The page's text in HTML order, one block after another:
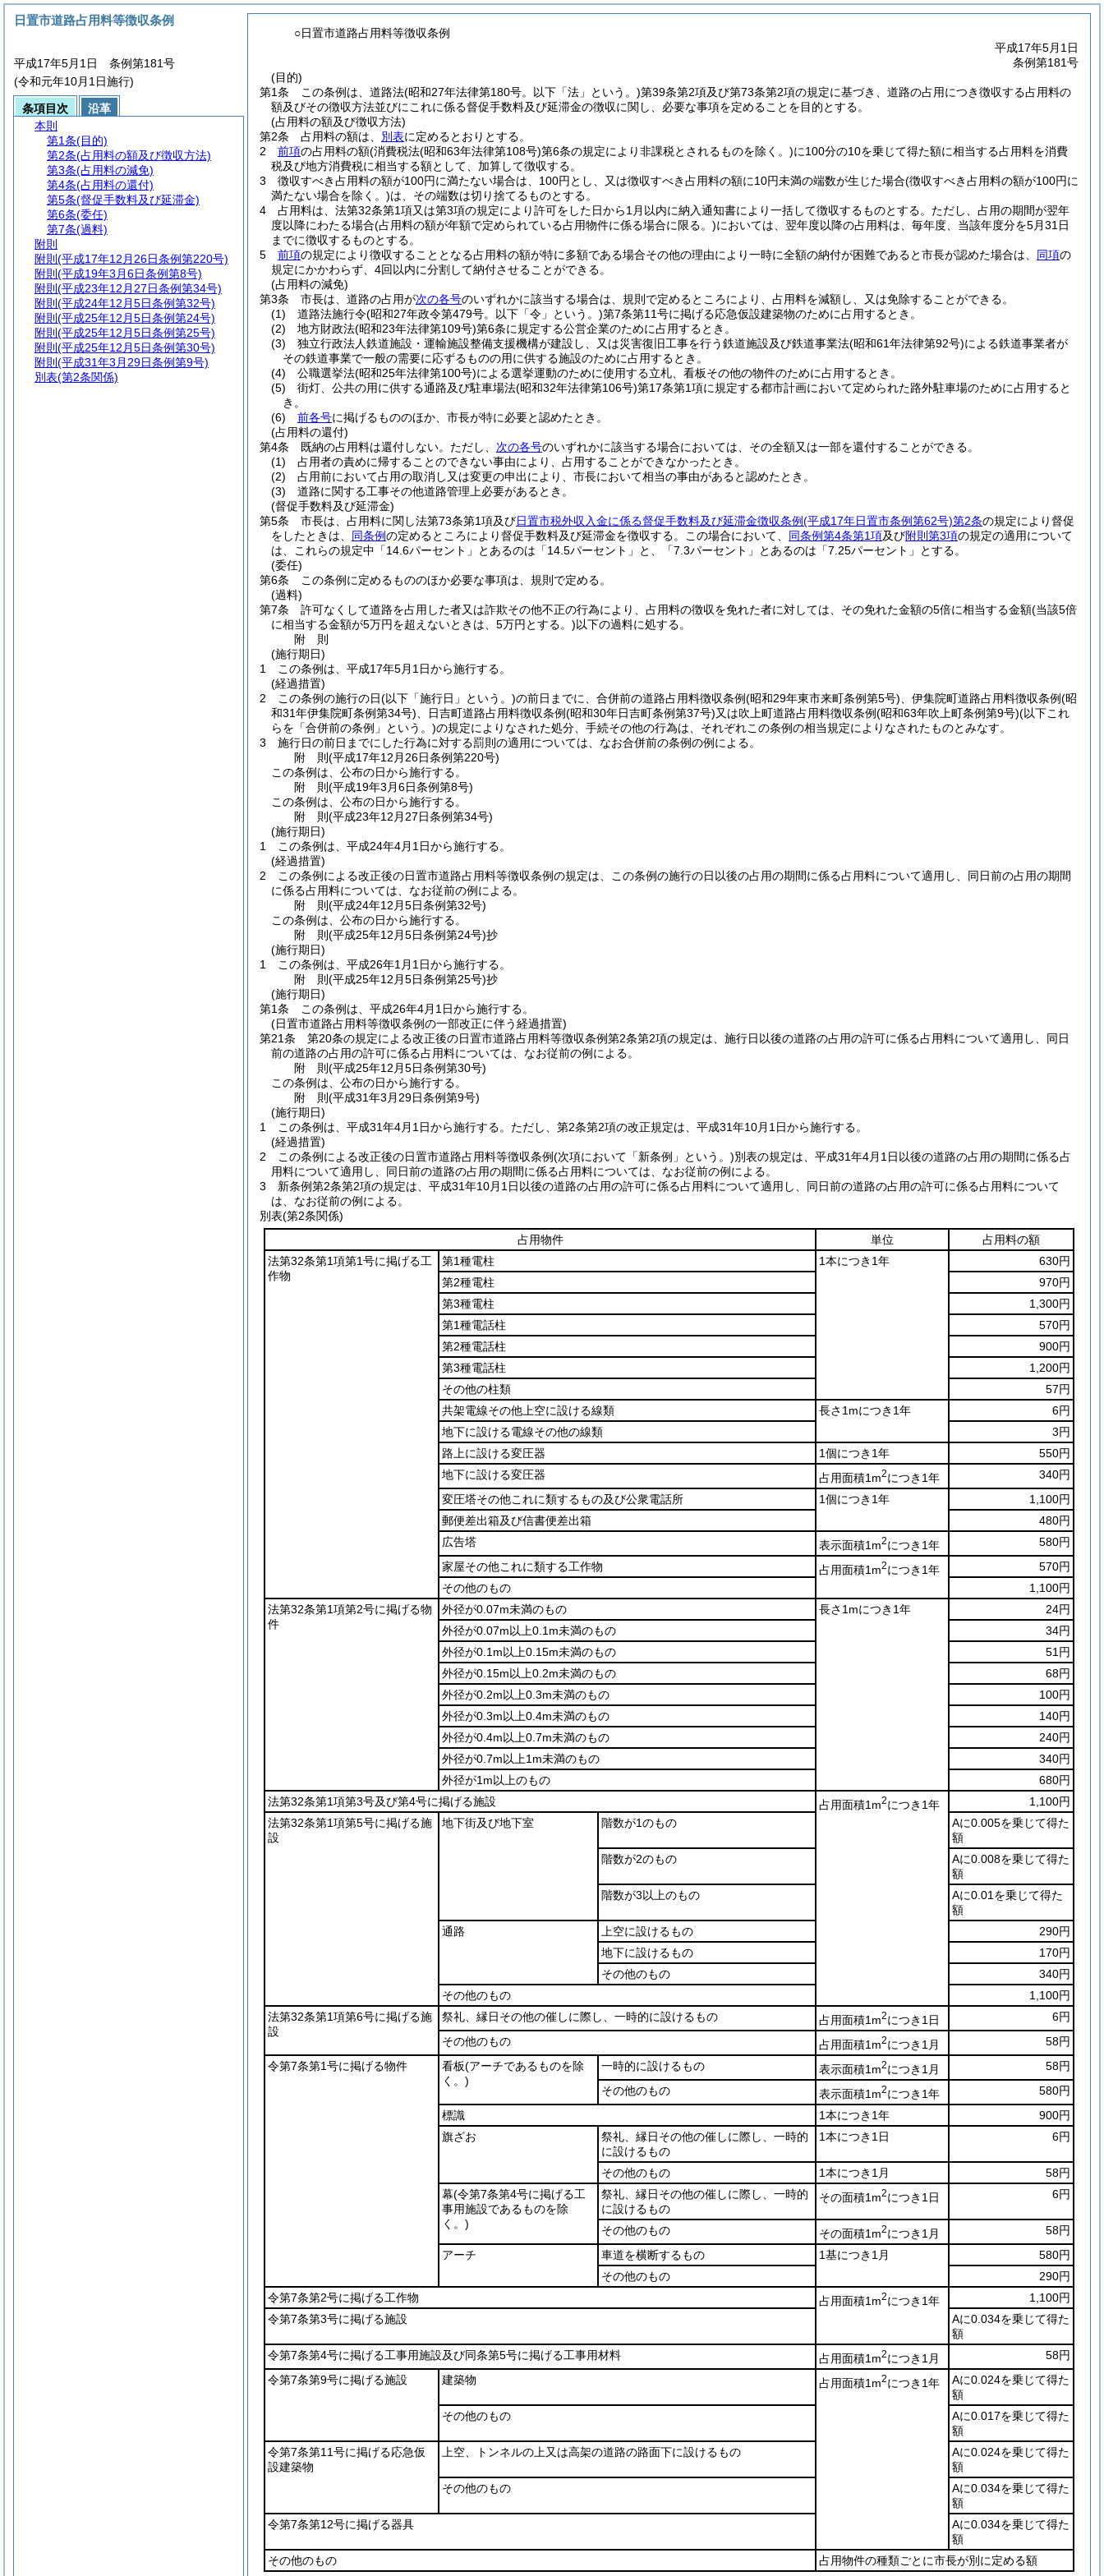
○日置市道路占用料等徴収条例
平成17年5月1日
条例第181号
(目的)
第1条
この条例は、道路法(昭和27年法律第180号。以下「法」という。)第39条第2項及び第73条第2項の規定に基づき、道路の占用につき徴収する占用料の
額及びその徴収方法並びにこれに係る督促手数料及び延滞金の徴収に関し、必要な事項を定めることを目的とする。
(占用料の額及び徴収方法)
第2条
占用料の額は、 別表に定めるとおりとする。
2
前項の占用料の額(消費税法(昭和63年法律第108号)第6条の規定により非課税とされるものを除く。)に100分の10を乗じて得た額に相当する占用料を消費
税及び地方消費税に相当する額として、加算して徴収する。
3
徴収すべき占用料の額が100円に満たない場合は、100円とし、又は徴収すべき占用料の額に10円未満の端数が生じた場合(徴収すべき占用料の額が100円に
満たない場合を除く。)は、その端数は切り捨てるものとする。
4
占用料は、法第32条第1項又は第3項の規定により許可をした日から1月以内に納入通知書により一括して徴収するものとする。 ただし、占用の期間が翌年
度以降にわたる場合(占用料の額が年額で定められている占用物件に係る場合に限る。)においては、翌年度以降の占用料は、毎年度、当該年度分を5月31日
までに徴収するものとする。
5
前項の規定により徴収することとなる占用料の額が特に多額である場合その他の理由により一時に全額の納付が困難であると市長が認めた場合は、 同項の
規定にかかわらず、4回以内に分割して納付させることができる。
(占用料の減免)
第3条
市長は、道路の占用が次の各号のいずれかに該当する場合は、規則で定めるところにより、占用料を減額し、又は免除することができる。
(1)
道路法施行令(昭和27年政令第479号。以下「令」という。)第7条第11号に掲げる応急仮設建築物のために占用するとき。
(2)
地方財政法(昭和23年法律第109号)第6条に規定する公営企業のために占用するとき。
(3)
独立行政法人鉄道施設・運輸施設整備支援機構が建設し、又は災害復旧工事を行う鉄道施設及び鉄道事業法(昭和61年法律第92号)による鉄道事業者が
その鉄道事業で一般の需要に応ずるものの用に供する施設のために占用するとき。
(4)
公職選挙法(昭和25年法律第100号)による選挙運動のために使用する立札、看板その他の物件のために占用するとき。
(5)
街灯、公共の用に供する通路及び駐車場法(昭和32年法律第106号)第17条第1項に規定する都市計画において定められた路外駐車場のために占用すると
き。
(6)
前各号に掲げるもののほか、市長が特に必要と認めたとき。
(占用料の還付)
第4条
既納の占用料は還付しない。 ただし、 次の各号のいずれかに該当する場合においては、その全額又は一部を還付することができる。
(1)
占用者の責めに帰することのできない事由により、占用することができなかったとき。
(2)
占用前において占用の取消し又は変更の申出により、市長において相当の事由があると認めたとき。
(3)
道路に関する工事その他道路管理上必要があるとき。
(督促手数料及び延滞金)
第5条
市長は、占用料に関し法第73条第1項及び日置市税外収入金に係る督促手数料及び延滞金徴収条例(平成17年日置市条例第62号)第2条の規定により督促
をしたときは、 同条例の定めるところにより督促手数料及び延滞金を徴収する。 この場合において、 同条例第4条第1項及び附則第3項の規定の適用について
は、これらの規定中「14.6パーセント」とあるのは「14.5パーセント」と、「7.3パーセント」とあるのは「7.25パーセント」とする。
(委任)
第6条
この条例に定めるもののほか必要な事項は、規則で定める。
(過料)
第7条
許可なくして道路を占用した者又は詐欺その他不正の行為により、占用料の徴収を免れた者に対しては、その免れた金額の5倍に相当する金額(当該5倍
に相当する金額が5万円を超えないときは、5万円とする。)以下の過料に処する。
附 則
(施行期日)
1
この条例は、平成17年5月1日から施行する。
(経過措置)
2
この条例の施行の日(以下「施行日」という。)の前日までに、合併前の道路占用料徴収条例(昭和29年東市来町条例第5号) 、伊集院町道路占用料徴収条例(昭
和31年伊集院町条例第34号) 、日吉町道路占用料徴収条例(昭和30年日吉町条例第37号)又は吹上町道路占用料徴収条例(昭和63年吹上町条例第9号)(以下これ
らを「合併前の条例」という。)の規定によりなされた処分、手続その他の行為は、それぞれこの条例の相当規定によりなされたものとみなす。
3
施行日の前日までにした行為に対する罰則の適用については、なお合併前の条例の例による。
附 則(平成17年12月26日条例第220号)
この条例は、公布の日から施行する。
附 則(平成19年3月6日条例第8号)
この条例は、公布の日から施行する。
附 則(平成23年12月27日条例第34号)
(施行期日)
1
この条例は、平成24年4月1日から施行する。
(経過措置)
2
この条例による改正後の日置市道路占用料等徴収条例の規定は、この条例の施行の日以後の占用の期間に係る占用料について適用し、同日前の占用の期間
に係る占用料については、なお従前の例による。
附 則(平成24年12月5日条例第32号)
この条例は、公布の日から施行する。
附 則(平成25年12月5日条例第24号)抄
(施行期日)
1
この条例は、平成26年1月1日から施行する。
附 則(平成25年12月5日条例第25号)抄
(施行期日)
第1条
この条例は、平成26年4月1日から施行する。
(日置市道路占用料等徴収条例の一部改正に伴う経過措置)
第21条
第20条の規定による改正後の日置市道路占用料等徴収条例第2条第2項の規定は、施行日以後の道路の占用の許可に係る占用料について適用し、同日
前の道路の占用の許可に係る占用料については、なお従前の例による。
附 則(平成25年12月5日条例第30号)
この条例は、公布の日から施行する。
附 則(平成31年3月29日条例第9号)
(施行期日)
1
この条例は、平成31年4月1日から施行する。 ただし、第2条第2項の改正規定は、平成31年10月1日から施行する。
(経過措置)
2
この条例による改正後の日置市道路占用料等徴収条例(次項において「新条例」という。)別表の規定は、平成31年4月1日以後の道路の占用の期間に係る占
用料について適用し、同日前の道路の占用の期間に係る占用料については、なお従前の例による。
3
新条例第2条第2項の規定は、平成31年10月1日以後の道路の占用の許可に係る占用料について適用し、同日前の道路の占用の許可に係る占用料について
は、なお従前の例による。
別表(第2条関係)
占用物件
単位
占用料の額
法第32条第1項第1号に掲げる工
作物
第1種電柱 1本につき1年
630円
第2種電柱
970円
第3種電柱
1,300円
第1種電話柱
570円
第2種電話柱
900円
第3種電話柱
1,200円
その他の柱類
57円
共架電線その他上空に設ける線類
長さ1mにつき1年
6円
地下に設ける電線その他の線類
3円
路上に設ける変圧器
1個につき1年
550円
地下に設ける変圧器
占用面積1m2につき1年
340円
変圧塔その他これに類するもの及び公衆電話所
1個につき1年
1,100円
郵便差出箱及び信書便差出箱
480円
広告塔
表示面積1m2につき1年
580円
家屋その他これに類する工作物
占用面積1m2につき1年
570円
その他のもの
1,100円
法第32条第1項第2号に掲げる物
件
外径が0.07m未満のもの 長さ1mにつき1年
24円
外径が0.07m以上0.1m未満のもの
34円
外径が0.1m以上0.15m未満のもの
51円
外径が0.15m以上0.2m未満のもの
68円
外径が0.2m以上0.3m未満のもの
100円
外径が0.3m以上0.4m未満のもの
140円
外径が0.4m以上0.7m未満のもの
240円
外径が0.7m以上1m未満のもの
340円
外径が1m以上のもの
680円
法第32条第1項第3号及び第4号に掲げる施設
占用面積1m2につき1年
1,100円
法第32条第1項第5号に掲げる施
設
地下街及び地下室 階数が1のもの
Aに0.005を乗じて得た
額
階数が2のもの
Aに0.008を乗じて得た
額
階数が3以上のもの
Aに0.01を乗じて得た
額
通路
上空に設けるもの
290円
地下に設けるもの
170円
その他のもの
340円
その他のもの
1,100円
法第32条第1項第6号に掲げる施
設
祭礼、縁日その他の催しに際し、一時的に設けるもの 占用面積1m2につき1日
6円
その他のもの
占用面積1m2につき1月
58円
令第7条第1号に掲げる物件
看板(アーチであるものを除
く。)
一時的に設けるもの 表示面積1m2につき1月
58円
その他のもの
表示面積1m2につき1年
580円
標識
1本につき1年
900円
旗ざお
祭礼、縁日その他の催しに際し、一時的
に設けるもの
1本につき1日 6円
その他のもの 1本につき1月
58円
幕(令第7条第4号に掲げる工
事用施設であるものを除
く。)
祭礼、縁日その他の催しに際し、一時的
に設けるもの
その面積1m2につき1日 6円
その他のもの その面積1m2につき1月
58円
アーチ
車道を横断するもの 1基につき1月
580円
その他のもの
290円
令第7条第2号に掲げる工作物
占用面積1m2につき1年
1,100円
令第7条第3号に掲げる施設
Aに0.034を乗じて得た
額
令第7条第4号に掲げる工事用施設及び同条第5号に掲げる工事用材料
占用面積1m2につき1月
58円
令第7条第9号に掲げる施設
建築物 占用面積1m2につき1年
Aに0.024を乗じて得た
額
その他のもの
Aに0.017を乗じて得た
額
令第7条第11号に掲げる応急仮
設建築物
上空、トンネルの上又は高架の道路の路面下に設けるもの
Aに0.024を乗じて得た
額
その他のもの
Aに0.034を乗じて得た
額
令第7条第12号に掲げる器具
Aに0.034を乗じて得た
額
その他のもの
占用物件の種類ごとに市長が別に定める額
日置市道路占用料等徴収条例
平成17年5月1日 条例第181号
(令和元年10月1日施行)
条項目次
沿革
本則
第1条(目的)
第2条(占用料の額及び徴収方法)
第3条(占用料の減免)
第4条(占用料の還付)
第5条(督促手数料及び延滞金)
第6条(委任)
第7条(過料)
附則
附則 (平成17年12月26日条例第220号)
附則 (平成19年3月6日条例第8号)
附則 (平成23年12月27日条例第34号)
附則 (平成24年12月5日条例第32号)
附則 (平成25年12月5日条例第24号)
附則 (平成25年12月5日条例第25号)
附則 (平成25年12月5日条例第30号)
附則 (平成31年3月29日条例第9号)
別表(第2条関係)